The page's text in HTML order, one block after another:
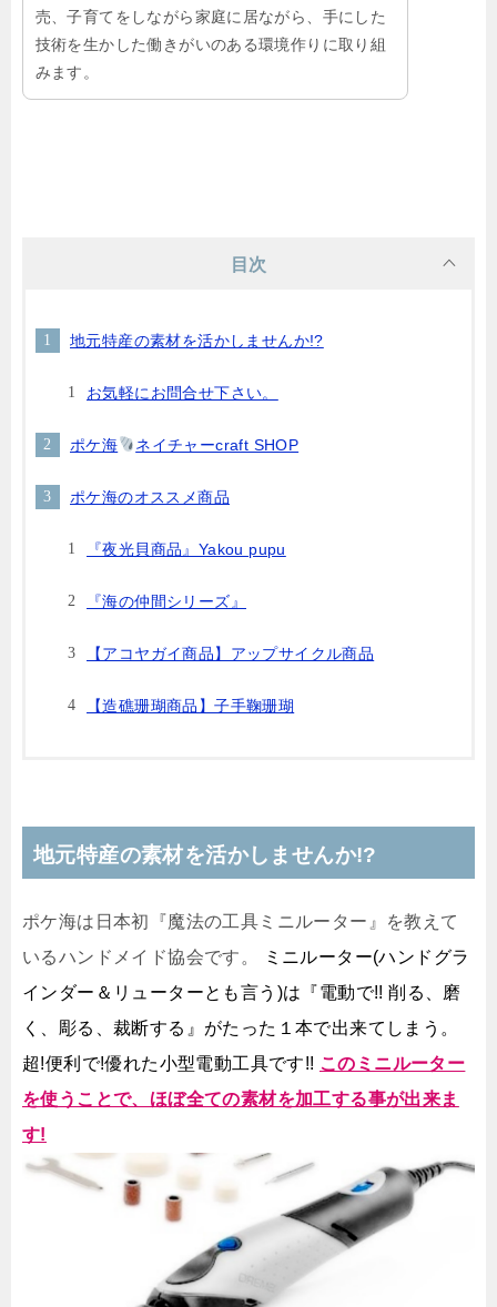
売、子育てをしながら家庭に居ながら、手にした
技術を生かした働きがいのある環境作りに取り組
みます。
目次
地元特産の素材を活かしませんか!?
お気軽にお問合せ下さい。
ポケ海 ネイチャーcraft SHOP
ポケ海のオススメ商品
『夜光貝商品』Yakou pupu
『海の仲間シリーズ』
【アコヤガイ商品】アップサイクル商品
【造礁珊瑚商品】子手鞠珊瑚
地元特産の素材を活かしませんか!?
ポケ海は日本初『魔法の工具ミニルーター』を教えて
いるハンドメイド協会です。
ミニルーター(ハンドグラ
インダー＆リューターとも言う)は『電動で!! 削る、磨
く、彫る、裁断する』がたった１本で出来てしまう。
超!便利で!優れた小型電動工具です!! このミニルーター
を使うことで、ほぼ全ての素材を加工する事が出来ま
す!